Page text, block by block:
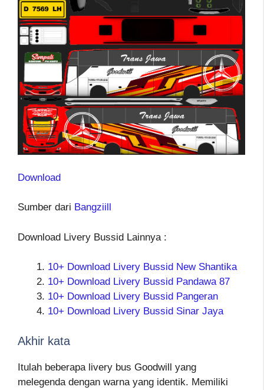
Download
Sumber dari Bangziill
Download Livery Bussid Lainnya :
10+ Download Livery Bussid New Shantika
10+ Download Livery Bussid Pandawa 87
10+ Download Livery Bussid Pangeran
10+ Download Livery Bussid Sinar Jaya
Akhir kata
Itulah beberapa livery bus Goodwill yang
melegenda dengan warna yang identik. Memiliki